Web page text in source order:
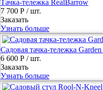
Тачка-тележка RealBarrow
7 700 Р / шт.
Заказать
Узнать больше
Садовая тачка-тележка
6 600 Р / шт.
Заказать
Узнать больше